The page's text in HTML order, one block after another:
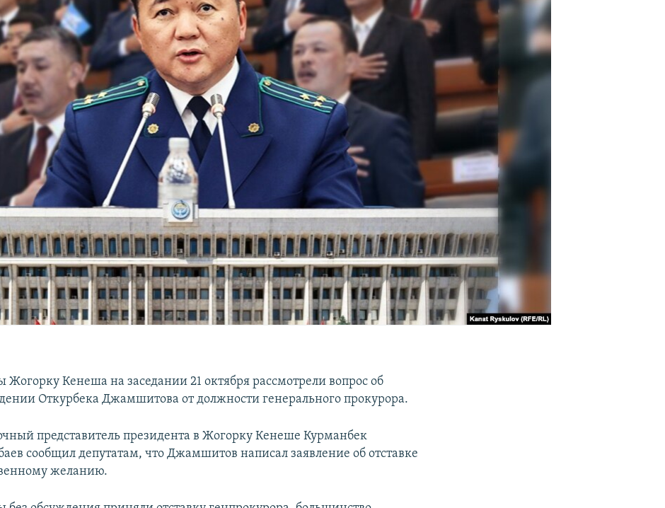
Жогорку Кенеша на заседании 21 октября рассмотрели вопрос об
Откурбека Джамшитова от должности генерального прокурора.
представитель президента в Жогорку Кенеше Курманбек
сообщил депутатам, что Джамшитов написал заявление об отставке
желанию.